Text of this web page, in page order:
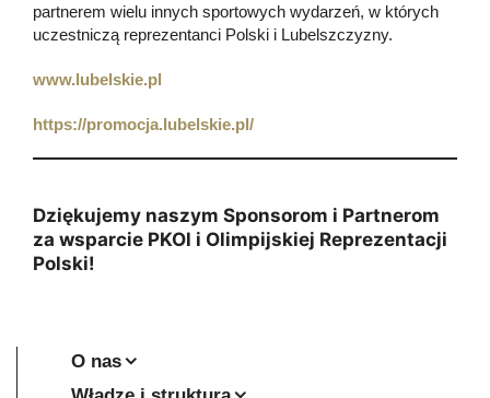
partnerem wielu innych sportowych wydarzeń, w których
uczestniczą reprezentanci Polski i Lubelszczyzny.
www.lubelskie.pl
https://promocja.lubelskie.pl/
Dziękujemy naszym Sponsorom i Partnerom
za wsparcie PKOl i Olimpijskiej Reprezentacji
Polski!
O nas